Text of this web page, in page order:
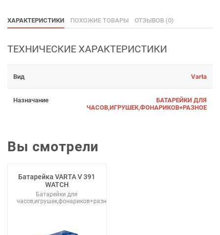
ХАРАКТЕРИСТИКИ ПОХОЖИЕ ТОВАРЫ ОТЗЫВОВ (0)
ТЕХНИЧЕСКИЕ ХАРАКТЕРИСТИКИ
Вид Varta
Назначание
БАТАРЕЙКИ ДЛЯ
ЧАСОВ,ИГРУШЕК,ФОНАРИКОВ+РАЗНОЕ
Вы смотрели
Батарейка VARTA V 391
WATCH
Батарейки для
часов,игрушек,фонариков+разное